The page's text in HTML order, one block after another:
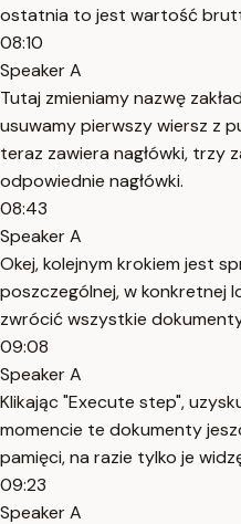
ostatnia to jest wartość
08:10
Speaker A
Tutaj zmieniamy nazwę
usuwamy pierwszy wiersz z
teraz zawiera nagłówki, trzy
odpowiednie nagłówki.
08:43
Speaker A
Okej, kolejnym krokiem jest
poszczególnej, w konkretnej
zwrócić wszystkie
09:08
Speaker A
Klikając "Execute step",
momencie te dokumenty
pamięci, na razie tylko je
09:23
Speaker A